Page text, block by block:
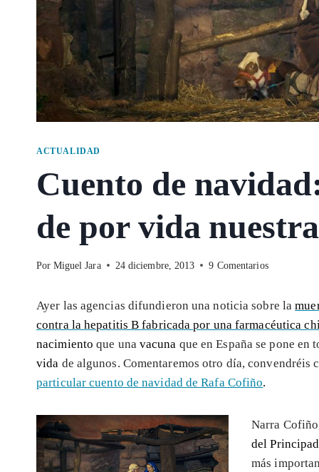
ACTUALIDAD
Cuento de
de por vida
Por Miguel Jara 24 diciembre, 2013 9 Comentarios
Ayer las agencias difundieron una noticia sobre la
contra la hepatitis B fabricada por una farmacéutica
nacimiento que una vacuna que en España se pone
vida de algunos. Comentaremos otro día, convendréis
particular cuento de navidad de Rafa Cofiño.
Narra
del
más